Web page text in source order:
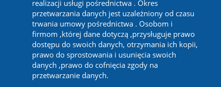
realizacji usługi pośrednictwa . Okres
przetwarzania danych jest uzależniony od czasu
trwania umowy pośrednictwa . Osobom i
firmom ,której dane dotyczą ,przysługuje prawo
dostępu do swoich danych, otrzymania ich kopii,
prawo do sprostowania i usunięcia swoich
danych ,prawo do cofnięcia zgody na
przetwarzanie danych.